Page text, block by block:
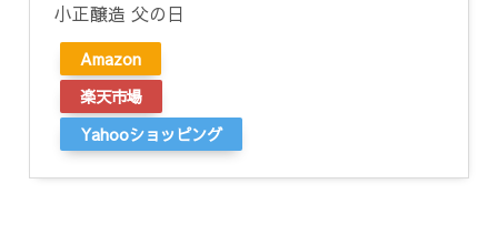
小正醸造 父の日
Amazon
楽天市場
Yahooショッピング